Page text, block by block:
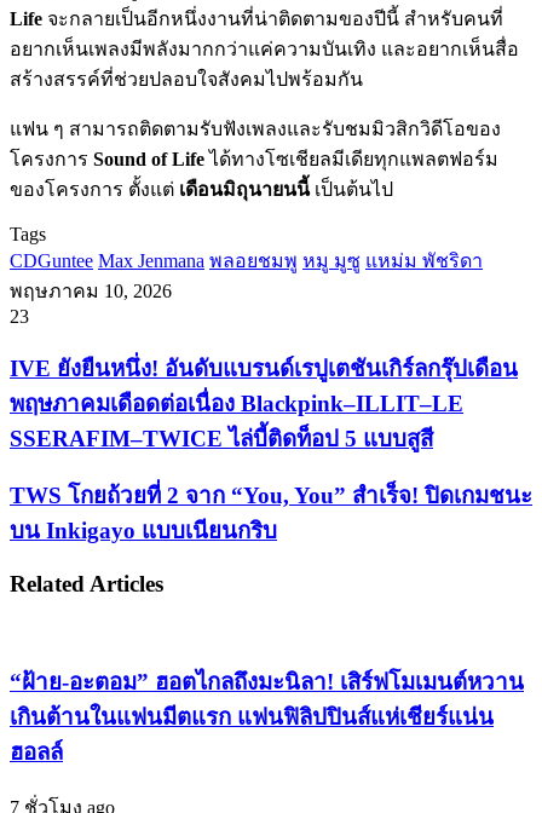
Life จะกลายเป็นอีกหนึ่งงานที่น่าติดตามของปีนี้ สำหรับคนที่
อยากเห็นเพลงมีพลังมากกว่าแค่ความบันเทิง และอยากเห็นสื่อ
สร้างสรรค์ที่ช่วยปลอบใจสังคมไปพร้อมกัน
แฟน ๆ สามารถติดตามรับฟังเพลงและรับชมมิวสิกวิดีโอของ
โครงการ Sound of Lifeได้ทางโซเชียลมีเดียทุกแพลตฟอร์ม
ของโครงการ ตั้งแต่ เดือนมิถุนายนนี้เป็นต้นไป
Tags
CDGuntee Max Jenmana พลอยชมพู หมู มูซู แหม่ม พัชริดา
พฤษภาคม 10, 2026
23
IVE
ยืน
หนึ่ง!
แบ
รนด์เร
เต
กรุ๊ป
เดือน
พฤษภาคม
IVE ยังยืนหนึ่ง! อันดับแบรนด์เรปูเตชันเกิร์ลกรุ๊ปเดือน
พฤษภาคมเดือดต่อเนื่อง Blackpink–ILLIT–LE
SSERAFIM–TWICE ไล่บี้ติดท็อป 5 แบบสูสี
TWS
ถ้วย
ที่
You”
สำเร็จ!
ปิด
เกม
ชนะ
TWS โกยถ้วยที่ 2 จาก “You, You” สำเร็จ! ปิดเกมชนะ
บน Inkigayo แบบเนียนกริบ
Related Articles
“ฝ้าย-อะตอม” ฮอตไกลถึงมะนิลา! เสิร์ฟโมเมนต์หวาน
เกินต้านในแฟนมีตแรก แฟนฟิลิปปินส์แห่เชียร์แน่น
ฮอลล์
7 ชั่วโมง ago